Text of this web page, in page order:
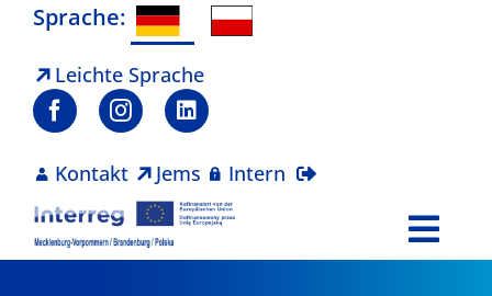
Zum
springen
Sprache:
Leichte Sprache
Kontakt Jems Intern